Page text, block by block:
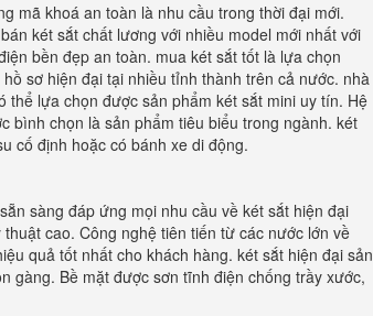
mã khoá an toàn là nhu cầu trong thời đại mới.
két sắt chất lương với nhiều model mới nhất với
bền đẹp an toàn. mua két sắt tốt là lựa chọn
sơ hiện đại tại nhiều tỉnh thành trên cả nước. nhà
thể lựa chọn được sản phẩm két sắt mini uy tín. Hệ
bình chọn là sản phẩm tiêu biểu trong ngành. két
cố định hoặc có bánh xe di động.
sàng đáp ứng mọi nhu cầu về két sắt hiện đại
cao. Công nghệ tiên tiến từ các nước lớn về
quả tốt nhất cho khách hàng. két sắt hiện đại sản
gàng. Bề mặt được sơn tĩnh điện chống trầy xước,